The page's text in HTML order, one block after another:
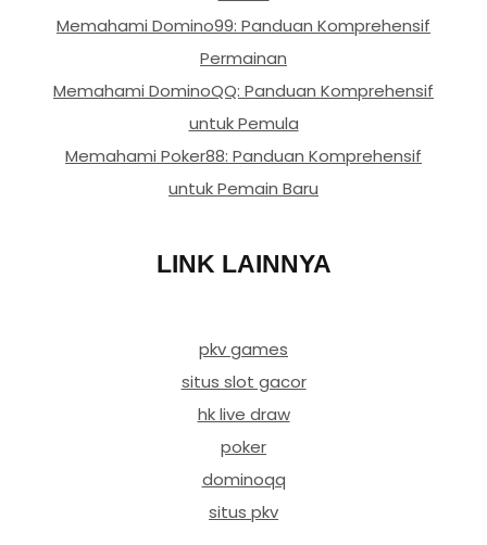
Memahami Domino99: Panduan Komprehensif
Permainan
Memahami DominoQQ: Panduan Komprehensif
untuk Pemula
Memahami Poker88: Panduan Komprehensif
untuk Pemain Baru
LINK LAINNYA
pkv games
situs slot gacor
hk live draw
poker
dominoqq
situs pkv